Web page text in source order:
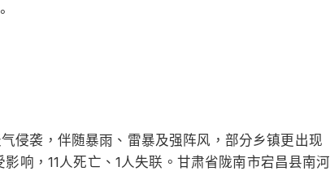
侵袭，伴随暴雨、雷暴及强阵风，部分乡镇更出现
响，11人死亡、1人失联。甘肃省陇南市宕昌县南河